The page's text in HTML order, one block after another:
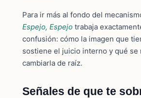
Para ir más al fondo del
Espejo, Espejo trabaja
confusión: cómo la imagen que
sostiene el juicio interno y qué se
cambiarla de raíz.
Señales de que te